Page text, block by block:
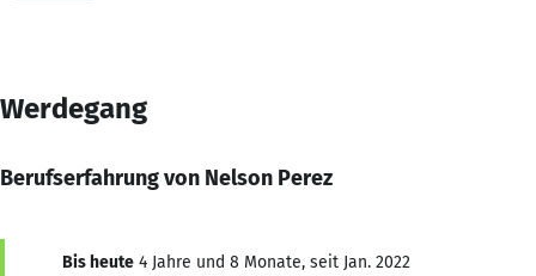
Werdegang
Berufserfahrung von Nelson Perez
Bis heute 4 Jahre und 8 Monate, seit Jan. 2022